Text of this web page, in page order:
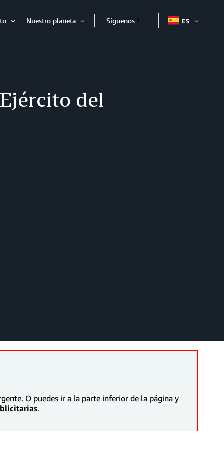
Nuestro planeta
Expandir
Síguenos ES
del
O puedes ir a la parte inferior de la página y
.